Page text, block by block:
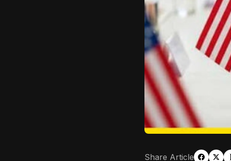
Share Article